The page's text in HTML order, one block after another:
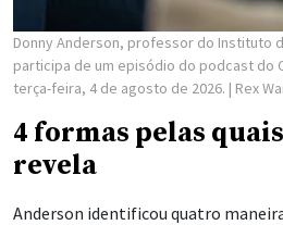
Donny Anderson, professor do Instituto
participa de um episódio do podcast do
terça-feira, 4 de agosto de 2026. | Rex
4 formas pelas
revela
Anderson identificou quatro